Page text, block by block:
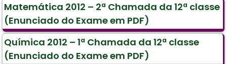
Matemática 2012 – 2ª Chamada da 12ª classe
(Enunciado do Exame em PDF)
Química 2012 – 1ª Chamada da 12ª classe
(Enunciado do Exame em PDF)